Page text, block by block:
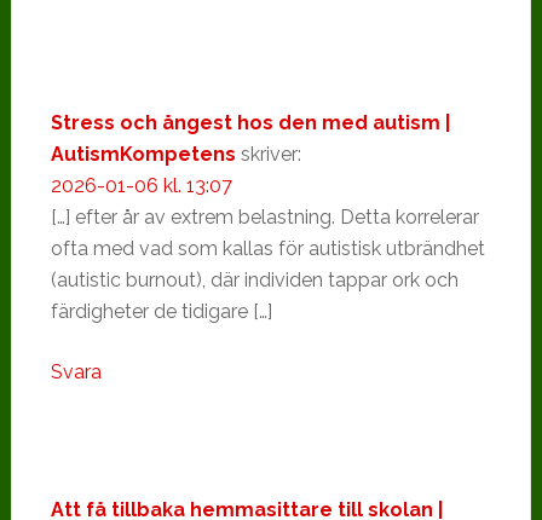
Stress och ångest hos den med autism |
AutismKompetens skriver:
2026-01-06 kl. 13:07
[…] efter år av extrem belastning. Detta korrelerar
ofta med vad som kallas för autistisk utbrändhet
(autistic burnout), där individen tappar ork och
färdigheter de tidigare […]
Svara
Att få tillbaka hemmasittare till skolan |